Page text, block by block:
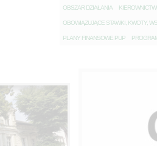
OBSZAR DZIAŁANIA K
OBOWIĄZUJĄCE STAWKI, KWOTY,
PLANY FINANSOWE PUP P